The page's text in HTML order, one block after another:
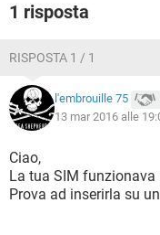
1 risposta
RISPOSTA 1 / 1
l'embrouille 75
13 mar 2016 alle
Ciao,
La tua SIM
Prova ad inserirla su